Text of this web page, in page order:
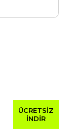
ÜCRETSİZ
İNDİR